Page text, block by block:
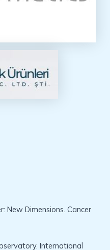
New Dimensions. Cancer
International